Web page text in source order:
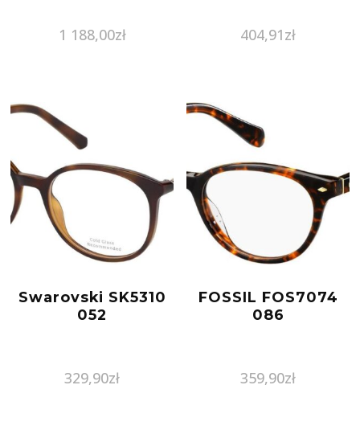
1 188,00zł 404,91zł
Swarovski SK5310
052
329,90zł
FOSSIL FOS7074
086
359,90zł